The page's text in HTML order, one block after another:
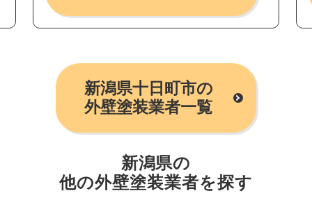
新潟県十日町市の
外壁塗装業者一覧
新潟県の
他の外壁塗装業者を探す